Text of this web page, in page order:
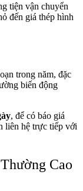
tiện vận chuyển
đến giá thép hình
trong năm, đặc
biến động
, để có báo giá
liên hệ trực tiếp với
Cao